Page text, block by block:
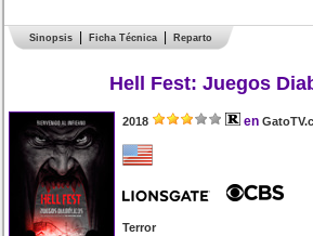
Sinopsis Ficha Técnica Reparto
Hell Fest: Juegos
2018 en
Terror